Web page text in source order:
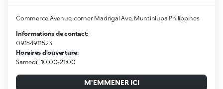
Commerce Avenue, corner Madrigal Ave, Muntinlupa Philippines
Informations de contact:
09154911523
Horaires d'ouverture:
Samedi 10:00-21:00
M'EMMENER ICI